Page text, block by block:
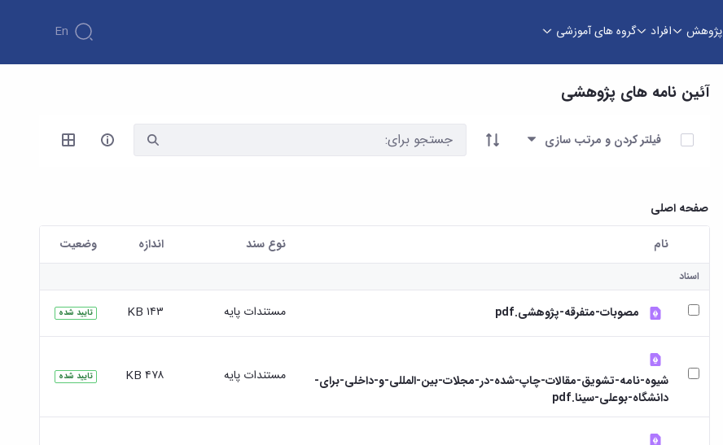
پژوهش افراد گروه های آموزشی En
آئین نامه های پژوهشی
آیتم ها را انتخاب کنید
فیلتر کردن و مرتب سازی
صفحه اصلی
کاربر انتخاب شده
نام نوع سند اندازه وضعیت
اسناد
مصوبات-متفرقه-پژوهشی.pdf مستندات پایه ۱۴۳ KB تایید شده
شیوه-نامه-تشویق-مقالات-چاپ-شده-در-مجلات-بین-المللی-و-داخلی-برای-
دانشگاه-بوعلی-سینا.pdf
مستندات پایه ۴۷۸ KB تایید شده